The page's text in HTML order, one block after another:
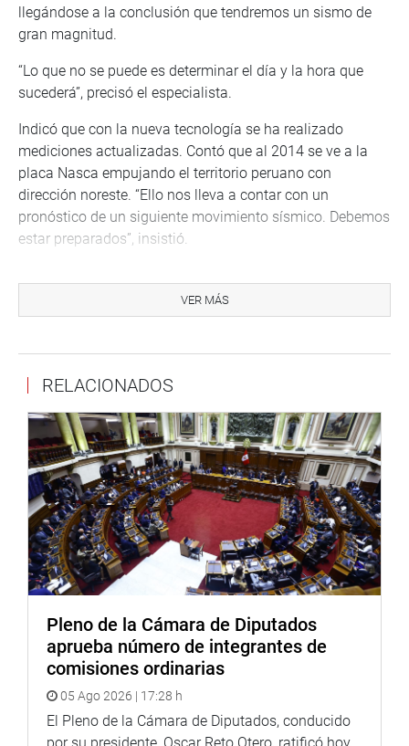
llegándose a la conclusión que tendremos un sismo de
gran magnitud.
“Lo que no se puede es determinar el día y la hora que
sucederá”, precisó el especialista.
Indicó que con la nueva tecnología se ha realizado
mediciones actualizadas. Contó que al 2014 se ve a la
placa Nasca empujando el territorio peruano con
dirección noreste. “Ello nos lleva a contar con un
pronóstico de un siguiente movimiento sísmico. Debemos
estar preparados”, insistió.
que afectarán las estructuras en edificios, puentes y
reservorios. La probabilidad de ocurrencia de un sismo en
ratificó el director científico del IGP.
Por su parte, Max Arturo Carbajal Navarro, director
general de Políticas y Regulación en Construcción y
Saneamiento del Ministerio de Vivienda, Construcción y
Saneamiento, explicó detalles respecto al abastecimiento
de agua potable y saneamiento ante la eventualidad de
un sismo de gran intensidad en territorio nacional,
específicamente en la capital.
Sostuvo que trabajan un protocolo de restablecimiento
dependiendo del impacto que se genere. “Hay una alta
probabilidad que en caso de un sismo de magnitud no
puedan trasladarse los camiones cisterna de agua,
utilizándose las fuentes subterráneas de agua”.
Agregó que Sedapal cuenta con 400 pozos y se espera
VER MÁS
RELACIONADOS
Pleno de la Cámara de Diputados
aprueba número de integrantes de
comisiones ordinarias
05 Ago 2026 | 17:28 h
El Pleno de la Cámara de Diputados, conducido